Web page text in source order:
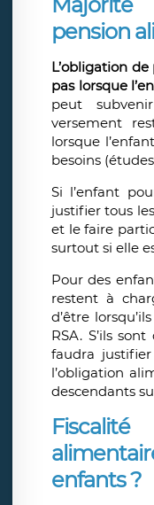
pension
L’obligation
pas lorsque
peut
versement
lorsque
besoins
Si l’enfant
justifier tous
et le faire
surtout si elle
Pour des
restent à
d’être
RSA. S’ils
faudra
l’obligation
descendants
enfants ?